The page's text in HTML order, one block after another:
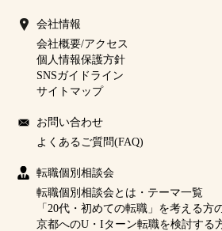
会社情報
会社概要/アクセス
個人情報保護方針
SNSガイドライン
サイトマップ
お問い合わせ
よくあるご質問(FAQ)
転職個別相談会
転職個別相談会とは・テーマ一覧
「20代・初めての転職」を考える方
京都へのU・Iターン転職を検討する